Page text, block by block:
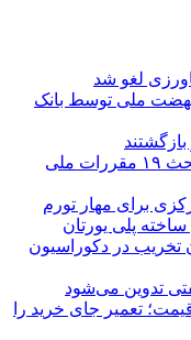
لغو شد
۳۹۶ هزار واحد نهضت ملی توسط بانک
تمدید اجرای همزمان دو ویرایش مبحث ۱۹ مقررات ملی
برای مهار تورم
پلی یورتان
تخریب در دکوراسیون
تدوین می‌شود
تعمیر جای خرید را